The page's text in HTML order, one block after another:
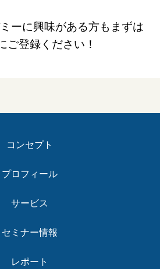
ーに興味がある方もまずは
ご登録ください！
コンセプト
プロフィール
サービス
セミナー情報
レポート